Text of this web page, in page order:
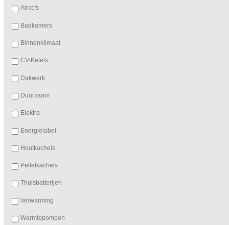
Airco's
Badkamers
Binnenklimaat
CV-Ketels
Dakwerk
Duurzaam
Elektra
Energielabel
Houtkachels
Pelletkachels
Thuisbatterijen
Verwarming
Warmtepompen